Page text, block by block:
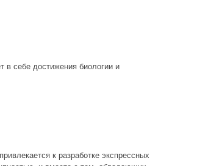
в себе достижения биологии и
к разработке экспрессных